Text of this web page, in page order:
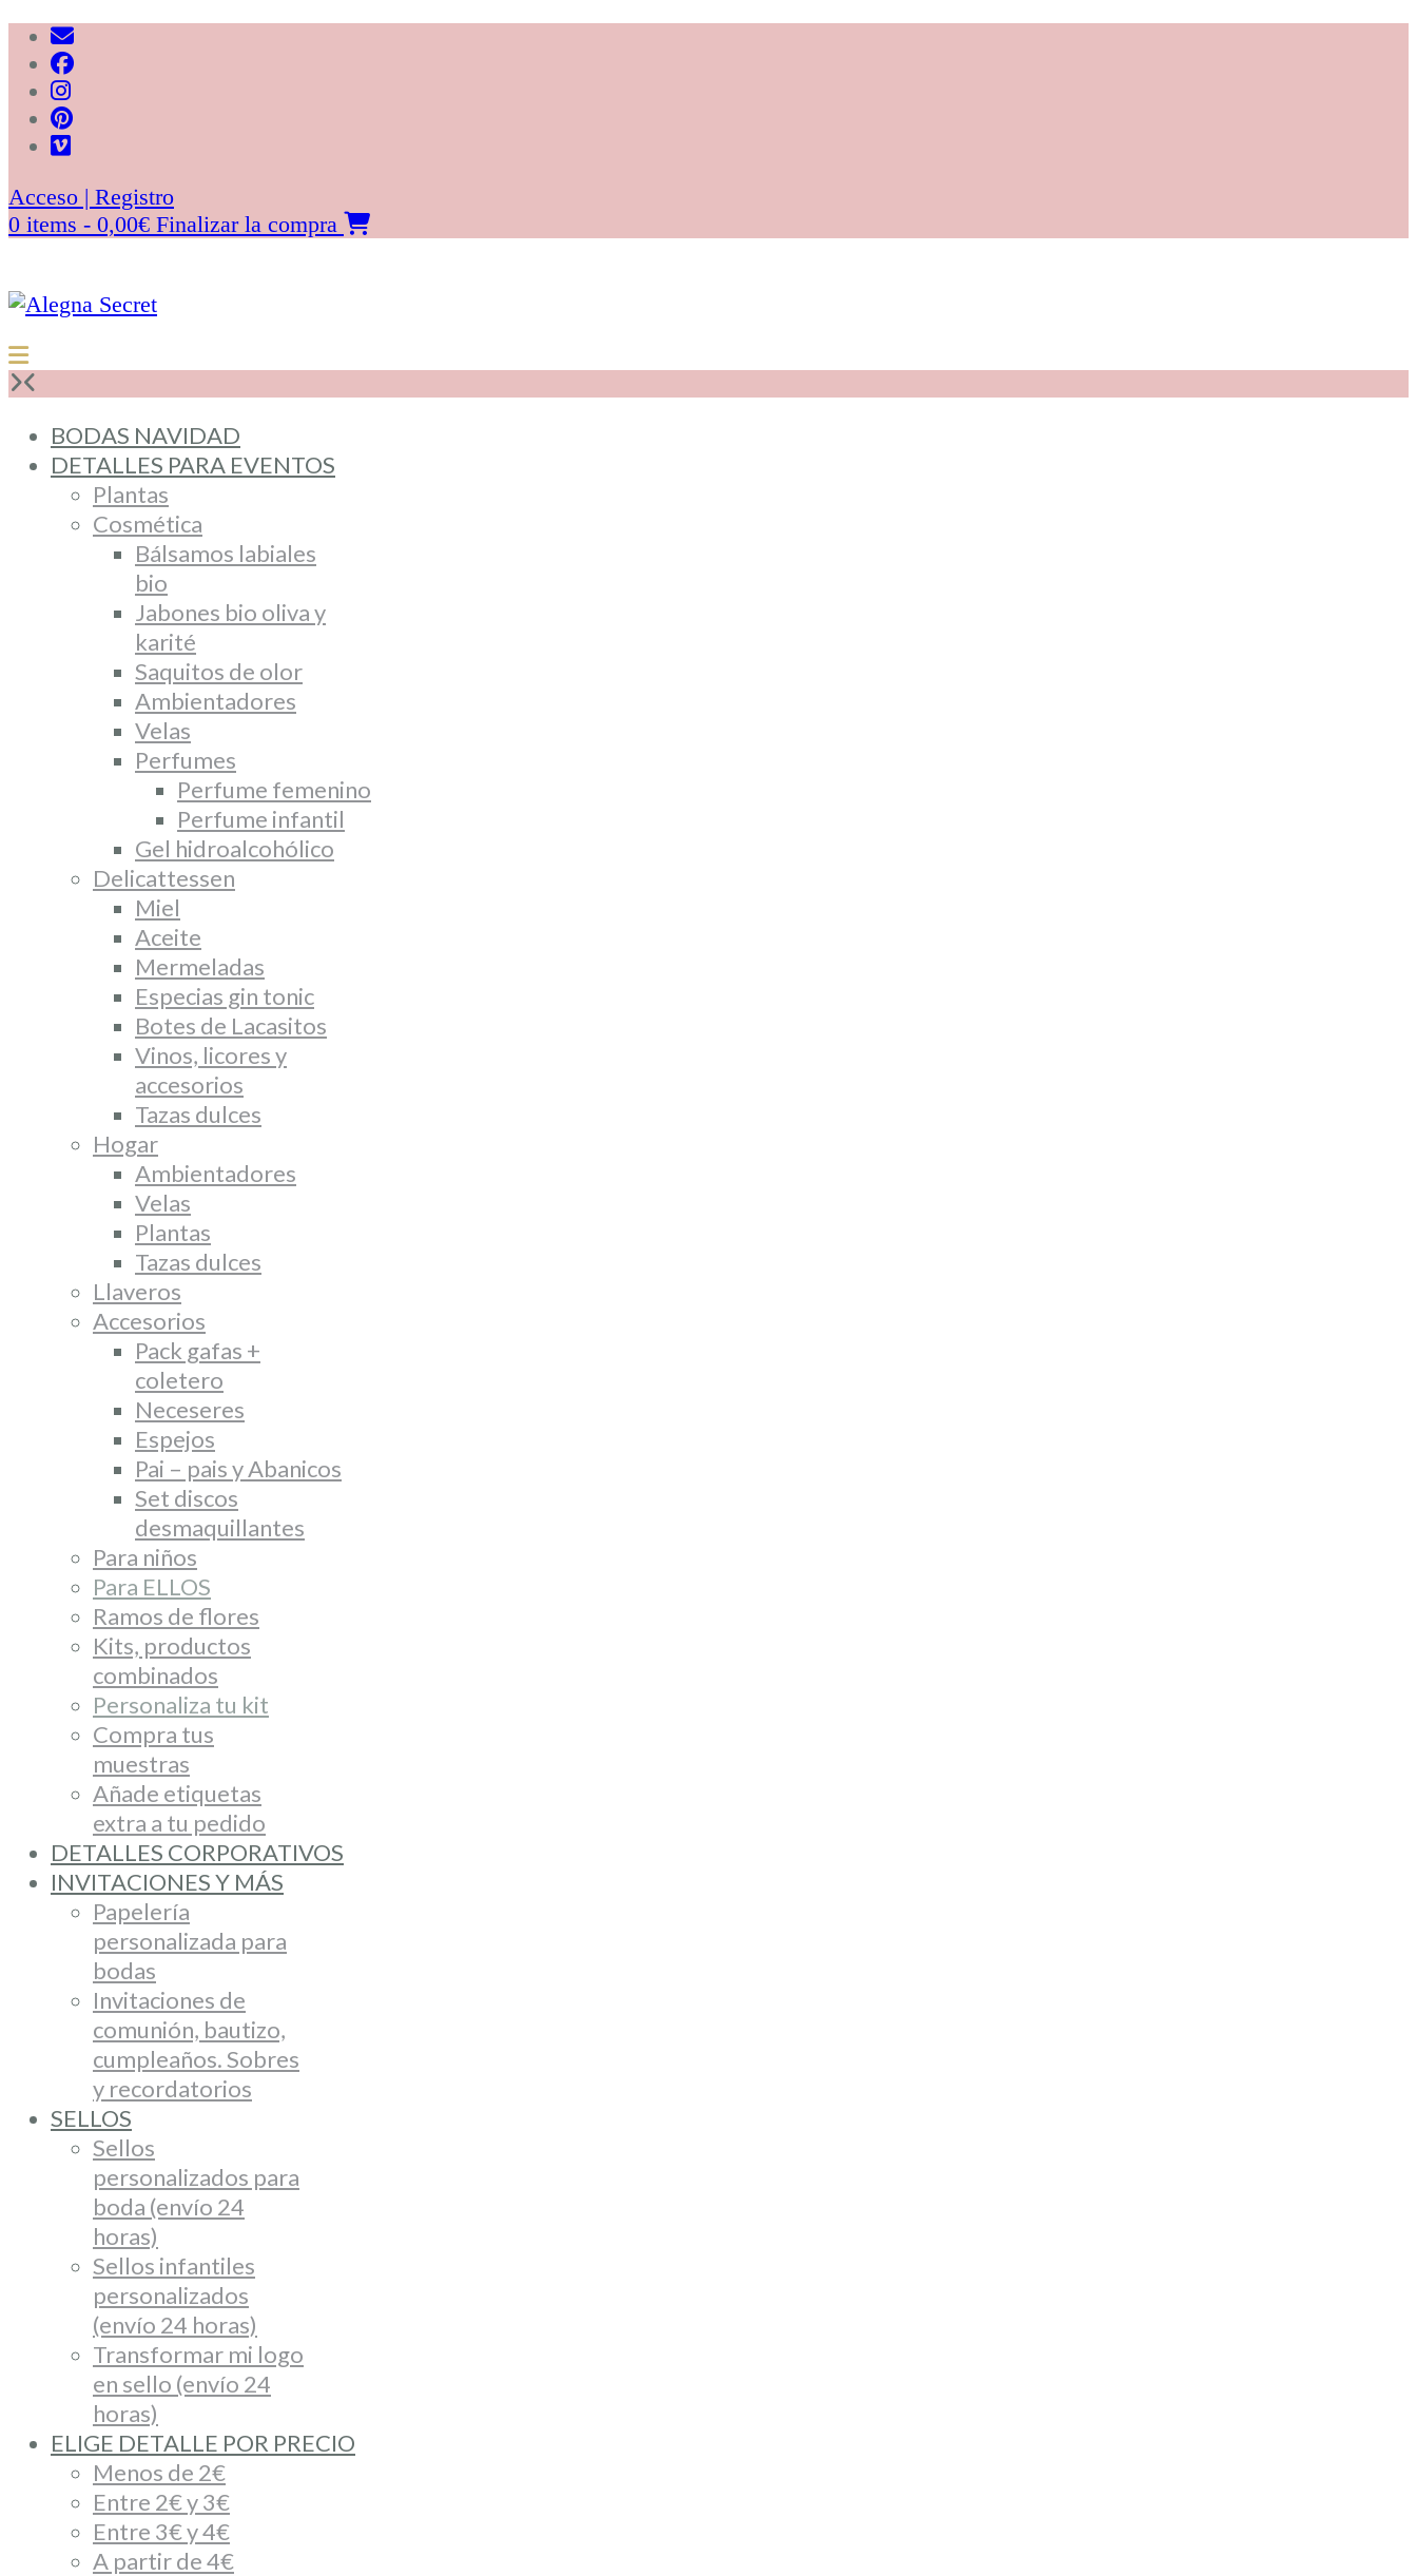
Saltar
contenido
Acceso | Registro
0 items - 0,00€ Finalizar la compra
BODAS NAVIDAD
DETALLES PARA EVENTOS
Plantas
Cosmética
Bálsamos labiales
bio
Jabones bio oliva y
karité
Saquitos de olor
Ambientadores
Velas
Perfumes
Perfume femenino
Perfume infantil
Gel hidroalcohólico
Delicattessen
Miel
Aceite
Mermeladas
Especias gin tonic
Botes de Lacasitos
Vinos, licores y
accesorios
Tazas dulces
Hogar
Ambientadores
Velas
Plantas
Tazas dulces
Llaveros
Accesorios
Pack gafas +
coletero
Neceseres
Espejos
Pai – pais y Abanicos
Set discos
desmaquillantes
Para niños
Para ELLOS
Ramos de flores
Kits, productos
combinados
Personaliza tu kit
Compra tus
muestras
Añade etiquetas
extra a tu pedido
DETALLES CORPORATIVOS
INVITACIONES Y MÁS
Papelería
personalizada para
bodas
Invitaciones de
comunión, bautizo,
cumpleaños. Sobres
y recordatorios
SELLOS
Sellos
personalizados para
boda (envío 24
horas)
Sellos infantiles
personalizados
(envío 24 horas)
Transformar mi logo
en sello (envío 24
horas)
ELIGE DETALLE POR PRECIO
Menos de 2€
Entre 2€ y 3€
Entre 3€ y 4€
A partir de 4€